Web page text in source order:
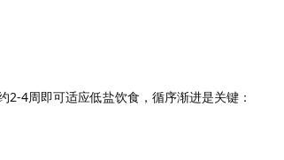
4周即可适应低盐饮食，循序渐进是关键：